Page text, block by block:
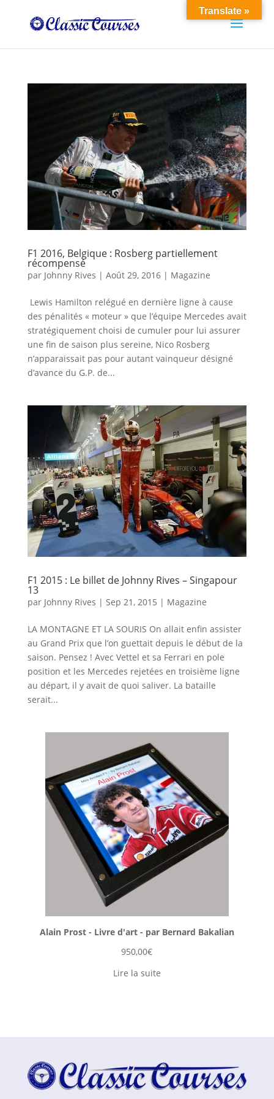
F1 2016, Belgique : Rosberg partiellement
récompensé
par Johnny Rives | Août 29, 2016| Magazine
Lewis Hamilton relégué en dernière ligne à cause
des pénalités « moteur » que l’équipe Mercedes avait
stratégiquement choisi de cumuler pour lui assurer
une fin de saison plus sereine, Nico Rosberg
n’apparaissait pas pour autant vainqueur désigné
d’avance du G.P. de...
F1 2015 : Le billet de Johnny Rives – Singapour
13
par Johnny Rives | Sep 21, 2015 | Magazine
LA MONTAGNE ET LA SOURIS On allait enfin assister
au Grand Prix que l’on guettait depuis le début de la
saison. Pensez ! Avec Vettel et sa Ferrari en pole
position et les Mercedes rejetées en troisième ligne
au départ, il y avait de quoi saliver. La bataille
serait...
Alain Prost - Livre d'art - par Bernard Bakalian
950,00€
Lire la suite
Translate »